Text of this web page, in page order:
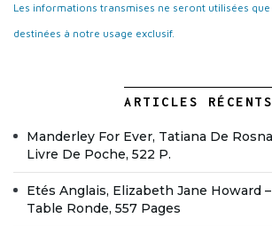
Les informations transmises ne seront utilisées
destinées à notre usage exclusif.
ARTICLES RÉCENTS
Manderley For Ever, Tatiana De
Livre De Poche, 522 P.
Etés Anglais, Elizabeth Jane Howard –
Table Ronde, 557 Pages